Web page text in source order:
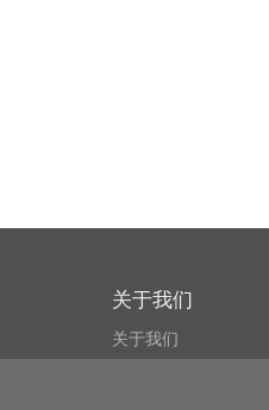
关于我们
关于我们
什么叫CSPA?